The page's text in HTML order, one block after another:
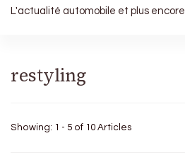
L'actualité automobile et plus encore
restyling
Showing: 1 - 5 of 10 Articles